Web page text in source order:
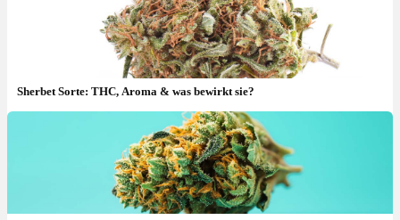
Sherbet Sorte: THC, Aroma & was bewirkt sie?
Georgia Pie Sorte: THC-Gehalt, Pie-Aroma & wie wirkt sie?